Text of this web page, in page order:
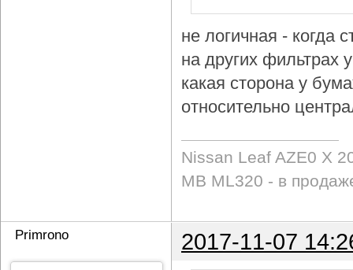
не логичная - когда
на других фильтрах
какая сторона у
относительно
Nissan Leaf AZE0 X
MB ML320 - в
Primrono 2017-11-07